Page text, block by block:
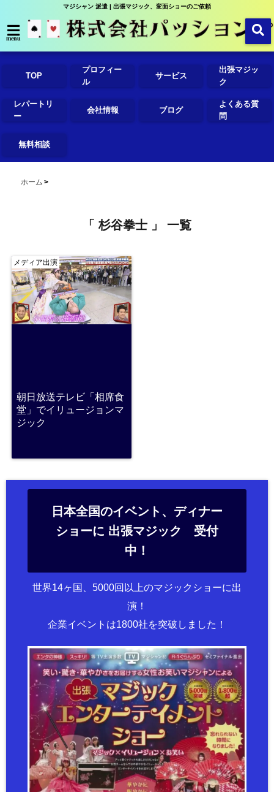
マジシャン 派遣 | 出張マジック、変面ショーのご依頼
menu
TOP
プロフィー
ル
サービス
出張マジッ
ク
レパートリ
ー
会社情報 ブログ
よくある質
問
無料相談
ホーム
「 杉谷拳士 」 一覧
メディア出演
朝日放送テレビ「相席食
堂」でイリュージョンマ
ジック
日本全国のイベント、ディナー
ショーに 出張マジック 受付
中！
世界14ヶ国、5000回以上のマジックショーに出
演！
企業イベントは1800社を突破しました！